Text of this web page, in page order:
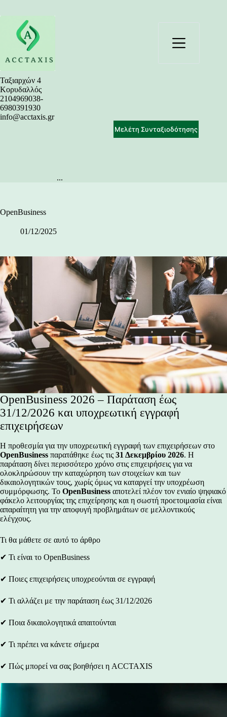
περιεχόμενο
Ταξιαρχών 4
Κορυδαλλός
2104969038-
6980391930
info@acctaxis.gr
...
Μελέτη Συνταξιοδότησης
OpenBusiness
01/12/2025
OpenBusiness 2026 – Παράταση έως
31/12/2026 και υποχρεωτική εγγραφή
επιχειρήσεων
Η προθεσμία για την υποχρεωτική εγγραφή των επιχειρήσεων στο
OpenBusiness παρατάθηκε έως τις 31 Δεκεμβρίου 2026. Η
παράταση δίνει περισσότερο χρόνο στις επιχειρήσεις για να
ολοκληρώσουν την καταχώρηση των στοιχείων και των
δικαιολογητικών τους, χωρίς όμως να καταργεί την υποχρέωση
συμμόρφωσης. Το OpenBusiness αποτελεί πλέον τον ενιαίο ψηφιακό
φάκελο λειτουργίας της επιχείρησης και η σωστή προετοιμασία είναι
απαραίτητη για την αποφυγή προβλημάτων σε μελλοντικούς
ελέγχους.
Τι θα μάθετε σε αυτό το άρθρο
✔ Τι είναι το OpenBusiness
✔ Ποιες επιχειρήσεις υποχρεούνται σε εγγραφή
✔ Τι αλλάζει με την παράταση έως 31/12/2026
✔ Ποια δικαιολογητικά απαιτούνται
✔ Τι πρέπει να κάνετε σήμερα
✔ Πώς μπορεί να σας βοηθήσει η ACCTAXIS